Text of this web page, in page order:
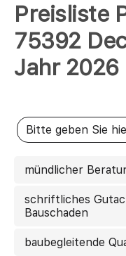
Preisliste
75392
Jahr 2026
mündlicher
schriftliches
Bauschaden
baubegleitende